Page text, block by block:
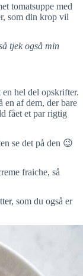
tomatsuppe med
som din krop vil
tjek også min
en hel del opskrifter.
en af dem, der bare
fået et par rigtig
se det på den 😉
fraiche, så
, som du også er